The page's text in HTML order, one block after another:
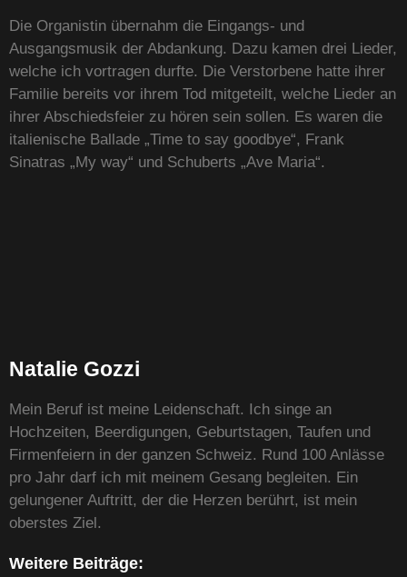
Die Organistin übernahm die Eingangs- und
Ausgangsmusik der Abdankung. Dazu kamen drei Lieder,
welche ich vortragen durfte. Die Verstorbene hatte ihrer
Familie bereits vor ihrem Tod mitgeteilt, welche Lieder an
ihrer Abschiedsfeier zu hören sein sollen. Es waren die
italienische Ballade „Time to say goodbye“, Frank
Sinatras „My way“ und Schuberts „Ave Maria“.
Natalie Gozzi
Mein Beruf ist meine Leidenschaft. Ich singe an
Hochzeiten, Beerdigungen, Geburtstagen, Taufen und
Firmenfeiern in der ganzen Schweiz. Rund 100 Anlässe
pro Jahr darf ich mit meinem Gesang begleiten. Ein
gelungener Auftritt, der die Herzen berührt, ist mein
oberstes Ziel.
Weitere Beiträge: